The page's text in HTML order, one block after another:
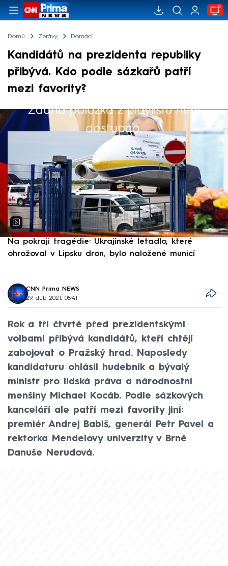
Domů Zprávy Domácí
Kandidátů na prezidenta republiky
přibývá. Kdo podle sázkařů patří
mezi favority?
Žádná položka z playlistu není
dostupná.
Výběr redakce
Na pokraji tragédie: Ukrajinské letadlo, které
ohrožoval v Lipsku dron, bylo naložené municí
CNN Prima NEWS
29. dub 2021, 08:41
Rok a tři čtvrtě před prezidentskými
volbami přibývá kandidátů, kteří chtějí
zabojovat o Pražský hrad. Naposledy
kandidaturu ohlásil hudebník a bývalý
ministr pro lidská práva a národnostní
menšiny Michael Kocáb. Podle sázkových
kanceláří ale patří mezi favority jiní:
premiér Andrej Babiš, generál Petr Pavel a
rektorka Mendelovy univerzity v Brně
Danuše Nerudová.